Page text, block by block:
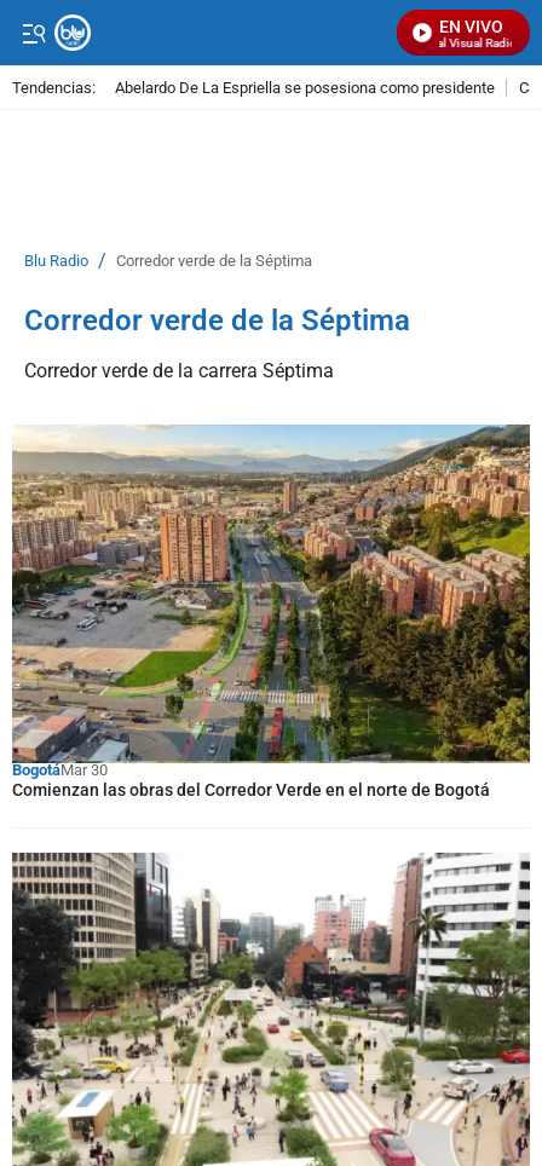
EN VIVO
Señal Visual Radio
Tendencias: Abelardo De La Espriella se posesiona como presidente
Blu Radio / Corredor verde de la Séptima
Corredor verde de la Séptima
Corredor verde de la carrera Séptima
BogotáMar 30
Comienzan las obras del Corredor Verde en el norte de Bogotá